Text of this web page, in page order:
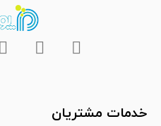
خدمات مشتریان